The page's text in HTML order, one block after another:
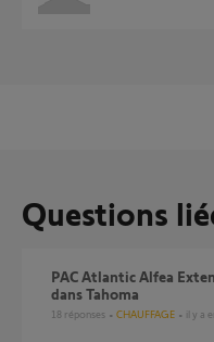
Questions
PAC Atlantic Alfea Extensa S Duo 5 : problème d’affichage
dans Tahoma
18 réponses CHAUFFAGE il y a